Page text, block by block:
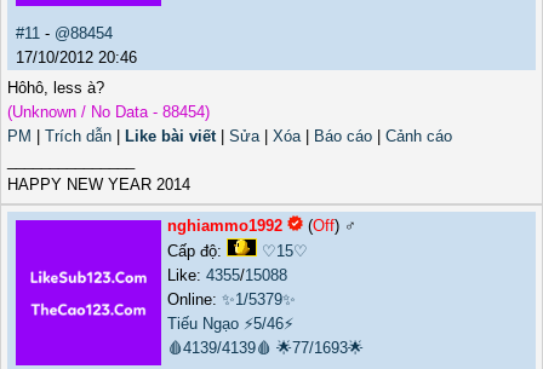
#11 - @88454
17/10/2012 20:46
Hôhô, less à?
(Unknown / No Data - 88454)
PM
Trích dẫn Like bài viết| Sửa| Xóa| Báo cáo
Cảnh cáo
HAPPY NEW YEAR 2014
nghiammo1992 (Off) ♂️
Cấp độ:
♡15♡
Like: 4355/15088
Online: ✨1/5379✨
Tiếu Ngạo ⚡5/46⚡
🩸4139/4139🩸 🌟77/1693🌟